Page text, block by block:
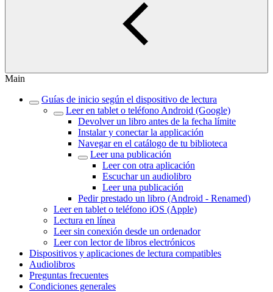
Main
Guías de inicio según el dispositivo de lectura
Leer en tablet o teléfono Android (Google)
Devolver un libro antes de la fecha límite
Instalar y conectar la applicación
Navegar en el catálogo de tu biblioteca
Leer una publicación
Leer con otra aplicación
Escuchar un audiolibro
Leer una publicación
Pedir prestado un libro (Android - Renamed)
Leer en tablet o teléfono iOS (Apple)
Lectura en línea
Leer sin conexión desde un ordenador
Leer con lector de libros electrónicos
Dispositivos y aplicaciones de lectura compatibles
Audiolibros
Preguntas frecuentes
Condiciones generales